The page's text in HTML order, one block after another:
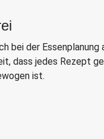
bei der Essenplanung
dass jedes Rezept
ist.